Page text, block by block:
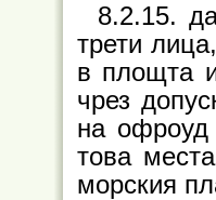
8.2.15.
трети
в площта
чрез
на офроуд
това
морския